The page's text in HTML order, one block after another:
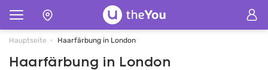
Hauptseite Haarfärbung in London
Haarfärbung in London